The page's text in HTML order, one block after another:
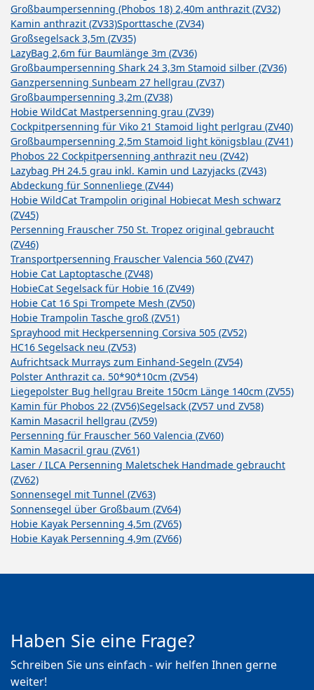
Großbaumpersenning (Phobos 18) 2,40m anthrazit (ZV32)
Kamin anthrazit (ZV33)Sporttasche (ZV34)
Großsegelsack 3,5m (ZV35)
LazyBag 2,6m für Baumlänge 3m (ZV36)
Großbaumpersenning Shark 24 3,3m Stamoid silber (ZV36)
Ganzpersenning Sunbeam 27 hellgrau (ZV37)
Großbaumpersenning 3,2m (ZV38)
Hobie WildCat Mastpersenning grau (ZV39)
Cockpitpersenning für Viko 21 Stamoid light perlgrau (ZV40)
Großbaumpersenning 2,5m Stamoid light königsblau (ZV41)
Phobos 22 Cockpitpersenning anthrazit neu (ZV42)
Lazybag PH 24.5 grau inkl. Kamin und Lazyjacks (ZV43)
Abdeckung für Sonnenliege (ZV44)
Hobie WildCat Trampolin original Hobiecat Mesh schwarz
(ZV45)
Persenning Frauscher 750 St. Tropez original gebraucht
(ZV46)
Transportpersenning Frauscher Valencia 560 (ZV47)
Hobie Cat Laptoptasche (ZV48)
HobieCat Segelsack für Hobie 16 (ZV49)
Hobie Cat 16 Spi Trompete Mesh (ZV50)
Hobie Trampolin Tasche groß (ZV51)
Sprayhood mit Heckpersenning Corsiva 505 (ZV52)
HC16 Segelsack neu (ZV53)
Aufrichtsack Murrays zum Einhand-Segeln (ZV54)
Polster Anthrazit ca. 50*90*10cm (ZV54)
Liegepolster Bug hellgrau Breite 150cm Länge 140cm (ZV55)
Kamin für Phobos 22 (ZV56)Segelsack (ZV57 und ZV58)
Kamin Masacril hellgrau (ZV59)
Persenning für Frauscher 560 Valencia (ZV60)
Kamin Masacril grau (ZV61)
Laser / ILCA Persenning Maletschek Handmade gebraucht
(ZV62)
Sonnensegel mit Tunnel (ZV63)
Sonnensegel über Großbaum (ZV64)
Hobie Kayak Persenning 4,5m (ZV65)
Hobie Kayak Persenning 4,9m (ZV66)
Haben Sie eine Frage?
Schreiben Sie uns einfach - wir helfen Ihnen gerne
weiter!